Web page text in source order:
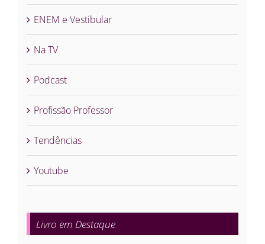
ENEM e Vestibular
Na TV
Podcast
Profissão Professor
Tendências
Youtube
Livro em Destaque